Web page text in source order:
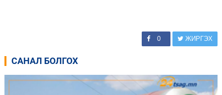
0 ЖИРГЭХ
САНАЛ БОЛГОХ